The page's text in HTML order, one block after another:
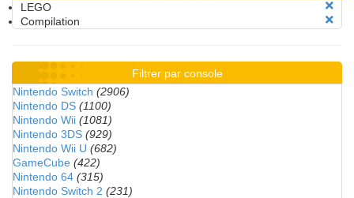
LEGO
Compilation
Filtrer par console
Nintendo Switch (2906)
Nintendo DS (1100)
Nintendo Wii (1081)
Nintendo 3DS (929)
Nintendo Wii U (682)
GameCube (422)
Nintendo 64 (315)
Nintendo Switch 2 (231)